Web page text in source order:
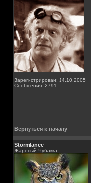
Зарегистрирован: 14.10.2005
Сообщения: 2791
Вернуться к началу
Stormlance
Жареный Чубакка